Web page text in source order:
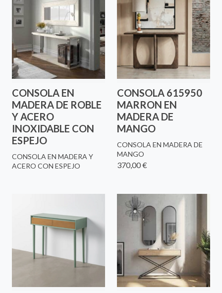
CONSOLA EN
MADERA DE ROBLE
Y ACERO
INOXIDABLE CON
ESPEJO
CONSOLA EN MADERA Y
ACERO CON ESPEJO
CONSOLA 615950
MARRON EN
MADERA DE
MANGO
CONSOLA EN MADERA DE
MANGO
370,00 €